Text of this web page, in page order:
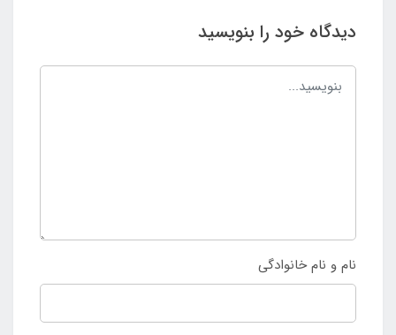
دیدگاه خود را بنویسید
نام و نام خانوادگی